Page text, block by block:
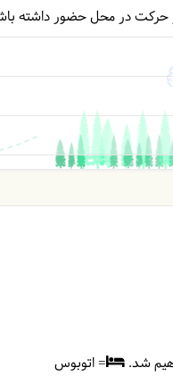
شد. = اتوبوس